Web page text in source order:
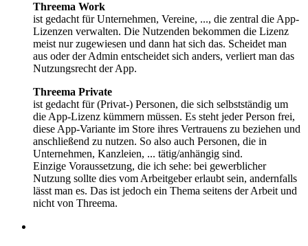
Threema Work
ist gedacht für Unternehmen, Vereine, ..., die zentral die App-
Lizenzen verwalten. Die Nutzenden bekommen die Lizenz
meist nur zugewiesen und dann hat sich das. Scheidet man
aus oder der Admin entscheidet sich anders, verliert man das
Nutzungsrecht der App.
Threema Private
ist gedacht für (Privat-) Personen, die sich selbstständig um
die App-Lizenz kümmern müssen. Es steht jeder Person frei,
diese App-Variante im Store ihres Vertrauens zu beziehen und
anschließend zu nutzen. So also auch Personen, die in
Unternehmen, Kanzleien, ... tätig/anhängig sind.
Einzige Voraussetzung, die ich sehe: bei gewerblicher
Nutzung sollte dies vom Arbeitgeber erlaubt sein, andernfalls
lässt man es. Das ist jedoch ein Thema seitens der Arbeit und
nicht von Threema.